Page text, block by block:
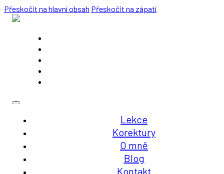
Přeskočit na hlavní obsah Přeskočit na zápatí
Lekce
Korektury
O mně
Blog
Kontakt